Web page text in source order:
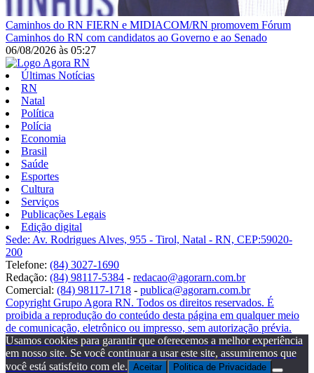
Caminhos do RN FIERN e MIDIACOM/RN promovem Fórum
Caminhos do RN com candidatos ao Governo e ao Senado
06/08/2026 às 05:27
Últimas Notícias
RN
Natal
Política
Polícia
Economia
Brasil
Saúde
Esportes
Cultura
Serviços
Publicações Legais
Edição digital
Sede: Av. Rodrigues Alves, 955 - Tirol, Natal - RN, CEP:59020-
200
Telefone: (84) 3027-1690
Redação: (84) 98117-5384 - redacao@agorarn.com.br
Comercial: (84) 98117-1718 - publica@agorarn.com.br
Copyright Grupo Agora RN. Todos os direitos reservados. É
proibida a reprodução do conteúdo desta página em qualquer meio
de comunicação, eletrônico ou impresso, sem autorização prévia.
Usamos cookies para garantir que oferecemos a melhor experiência
em nosso site. Se você continuar a usar este site, assumiremos que
você está satisfeito com ele. Aceitar Politica de Privacidade